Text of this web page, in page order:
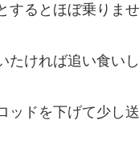
るとほぼ乗りませ
ければ追い食いし
ッドを下げて少し